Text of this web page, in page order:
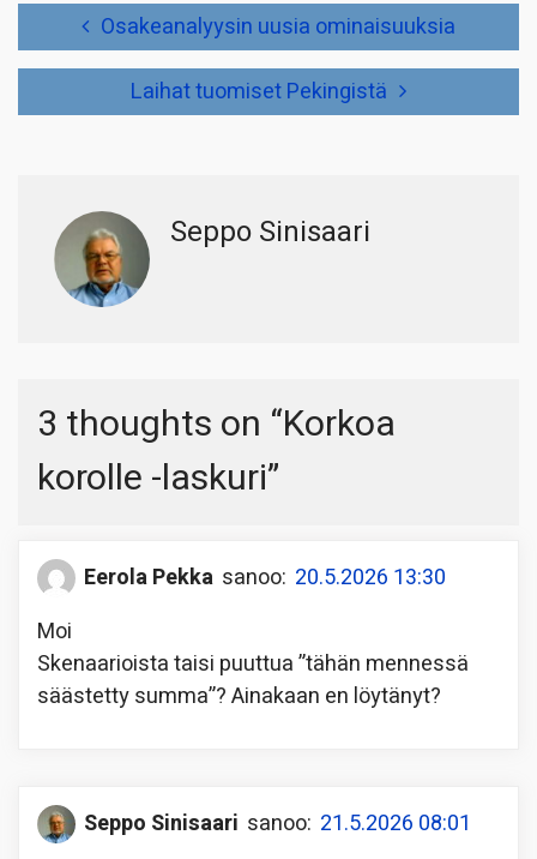
Artikkelien Osakeanalyysin uusia ominaisuuksia
Laihat tuomiset Pekingistä
Seppo Sinisaari
3 thoughts on “Korkoa
korolle -laskuri”
Eerola Pekka sanoo: 20.5.2026 13:30
Moi
Skenaarioista taisi puuttua ”tähän mennessä
säästetty summa”? Ainakaan en löytänyt?
Seppo Sinisaari sanoo: 21.5.2026 08:01